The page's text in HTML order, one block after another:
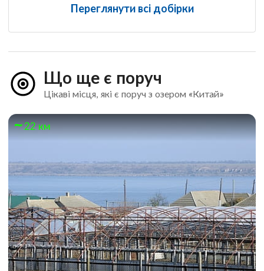
Переглянути всі добірки
Що ще є поруч
Цікаві місця, які є поруч з озером «Китай»
22 км